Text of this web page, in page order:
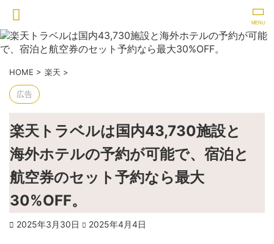
HOME > 楽天 >
広告
楽天トラベルは国内43,730施設と
海外ホテルの予約が可能で、宿泊と
航空券のセット予約なら最大
30%OFF。
2025年3月30日 2025年4月4日